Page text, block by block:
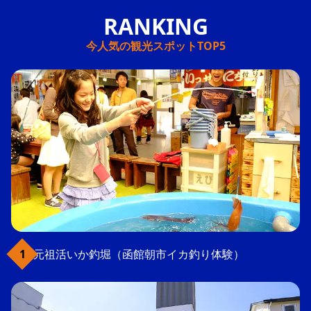
今人気の観光スポットTOP5
元祖活いか釣堀（函館朝市イカ釣り体験）